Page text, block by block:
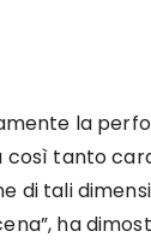
la
così tanto
di tali
ha